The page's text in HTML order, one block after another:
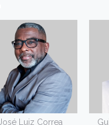
José Luiz Correa